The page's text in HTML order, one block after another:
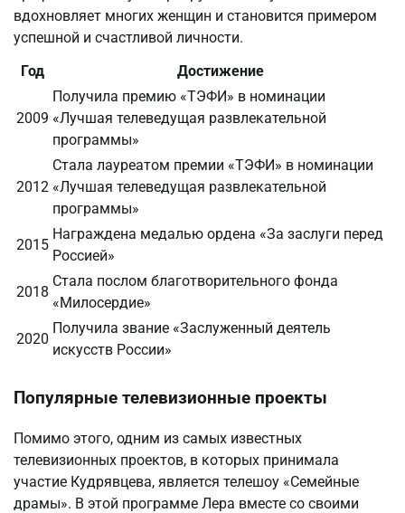
вдохновляет многих женщин и становится примером
успешной и счастливой личности.
Год
Достижение
2009
Получила премию «ТЭФИ» в номинации
«Лучшая телеведущая развлекательной
программы»
2012
Стала лауреатом премии «ТЭФИ» в номинации
«Лучшая телеведущая развлекательной
программы»
2015
Награждена медалью ордена «За заслуги перед
Россией»
2018
Стала послом благотворительного фонда
«Милосердие»
2020
Получила звание «Заслуженный деятель
искусств России»
Популярные телевизионные проекты
Помимо этого, одним из самых известных
телевизионных проектов, в которых принимала
участие Кудрявцева, является телешоу «Семейные
драмы». В этой программе Лера вместе со своими